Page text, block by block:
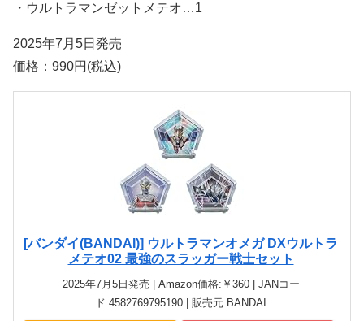
・ウルトラマンゼットメテオ…1
2025年7月5日発売
価格：990円(税込)
[バンダイ(BANDAI)] ウルトラマンオメガ DXウルトラ
メテオ02 最強のスラッガー戦士セット
2025年7月5日発売 | Amazon価格:￥360 | JANコー
ド:4582769795190 | 販売元:BANDAI